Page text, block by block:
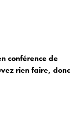
conférence de
rien faire, donc